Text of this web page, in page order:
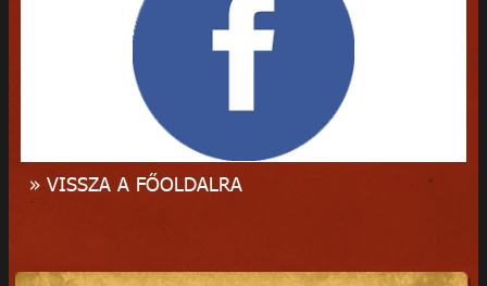
» VISSZA A FŐOLDALRA